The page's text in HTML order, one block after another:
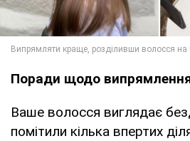
Поради щодо
Ваше волосся виглядає
помітили кілька впертих